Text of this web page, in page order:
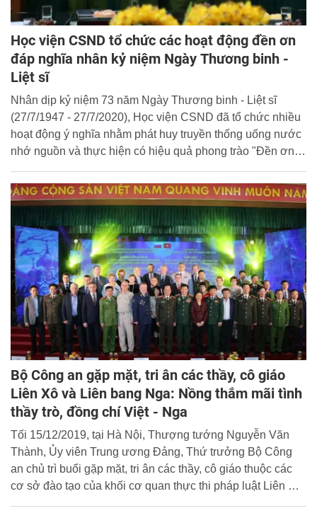
Học viện CSND tổ chức các hoạt động đền ơn
đáp nghĩa nhân kỷ niệm Ngày Thương binh -
Liệt sĩ
Nhân dịp kỷ niệm 73 năm Ngày Thương binh - Liệt sĩ
(27/7/1947 - 27/7/2020), Học viện CSND đã tổ chức nhiều
hoạt động ý nghĩa nhằm phát huy truyền thống uống nước
nhớ nguồn và thực hiện có hiệu quả phong trào "Đền ơn
Bộ Công an gặp mặt, tri ân các thầy, cô giáo
Liên Xô và Liên bang Nga: Nồng thắm mãi tình
thầy trò, đồng chí Việt - Nga
Tối 15/12/2019, tại Hà Nội, Thượng tướng Nguyễn Văn
Thành, Ủy viên Trung ương Đảng, Thứ trưởng Bộ Công
an chủ trì buổi gặp mặt, tri ân các thầy, cô giáo thuộc các
cơ sở đào tạo của khối cơ quan thực thi pháp luật Liên Xô